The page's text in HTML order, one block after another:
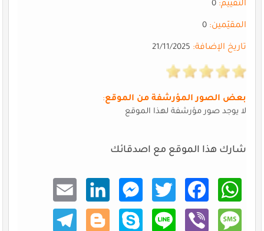
التقييم:0
المقيّمين:0
تاريخ الإضافة:21/11/2025
بعض الصور المؤرشفة من الموقع:
لا يوجد صور مؤرشفة لهذا الموقع
شارك هذا الموقع مع اصدقائك
What
sApp
Faceb
ook
Twitt
er
Mess
enger
Linke
dIn
Email
Mess
age
Viber
Line
Skype
Blogg
er
Teleg
ram